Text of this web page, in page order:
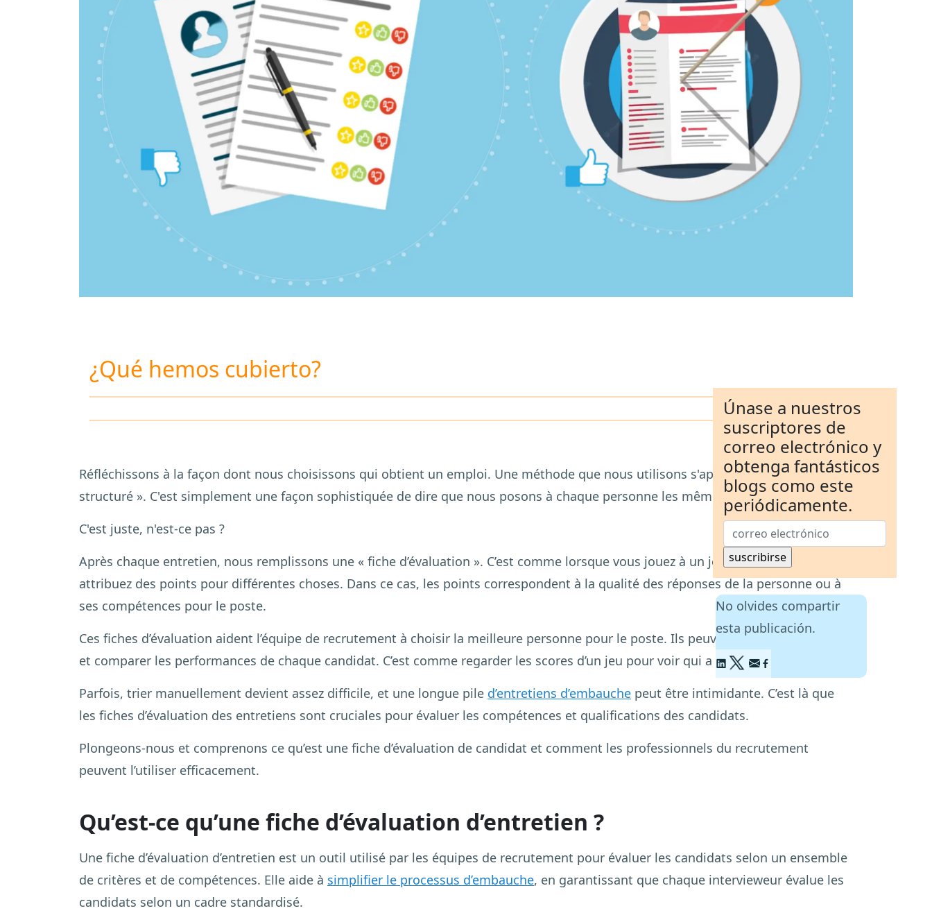
¿Qué hemos cubierto?
Réfléchissons à la façon dont nous choisissons qui obtient un emploi. Une méthode que nous utilisons s'appelle « entretien
structuré ». C'est simplement une façon sophistiquée de dire que nous posons à chaque personne les mêmes questions.
C'est juste, n'est-ce pas ?
Après chaque entretien, nous remplissons une « fiche d’évaluation ». C’est comme lorsque vous jouez à un jeu et que vous
attribuez des points pour différentes choses. Dans ce cas, les points correspondent à la qualité des réponses de la personne ou à
ses compétences pour le poste.
Ces fiches d’évaluation aident l’équipe de recrutement à choisir la meilleure personne pour le poste. Ils peuvent examiner les fiches
et comparer les performances de chaque candidat. C’est comme regarder les scores d’un jeu pour voir qui a gagné !
Parfois, trier manuellement devient assez difficile, et une longue pile d’entretiens d’embauche peut être intimidante. C’est là que
les fiches d’évaluation des entretiens sont cruciales pour évaluer les compétences et qualifications des candidats.
Plongeons-nous et comprenons ce qu’est une fiche d’évaluation de candidat et comment les professionnels du recrutement
peuvent l’utiliser efficacement.
Qu’est-ce qu’une fiche d’évaluation d’entretien ?
Une fiche d’évaluation d’entretien est un outil utilisé par les équipes de recrutement pour évaluer les candidats selon un ensemble
de critères et de compétences. Elle aide à simplifier le processus d’embauche, en garantissant que chaque intervieweur évalue les
candidats selon un cadre standardisé.
Únase a nuestros
suscriptores de
correo electrónico y
obtenga fantásticos
blogs como este
periódicamente.
No olvides compartir
esta publicación.